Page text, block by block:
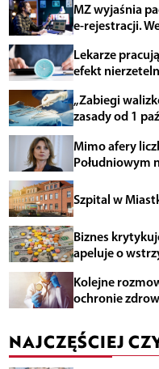
MZ wyjaśnia
e-rejestracji.
Lekarze
efekt
„Zabiegi
zasady od 1
Mimo afery
Południowym
Szpital w
Biznes
apeluje o
Kolejne
ochronie
NAJCZĘŚCIEJ